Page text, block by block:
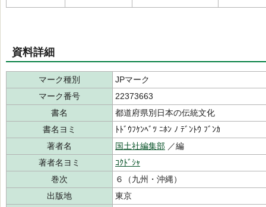
資料詳細
マーク種別
JPマーク
マーク番号
22373663
書名
都道府県別日本の伝統文化
書名ヨミ
ﾄﾄﾞｳﾌｹﾝﾍﾞﾂ ﾆﾎﾝ ﾉ ﾃﾞﾝﾄｳ ﾌﾞﾝｶ
著者名
国土社編集部 ／編
著者名ヨミ
ｺｸﾄﾞｼｬ
巻次
６（九州・沖縄）
出版地
東京